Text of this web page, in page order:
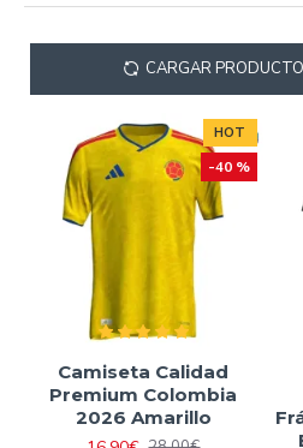
CARGAR
HOT
-40 %
Camiseta Calidad
Premium Colombia
2026 Amarillo